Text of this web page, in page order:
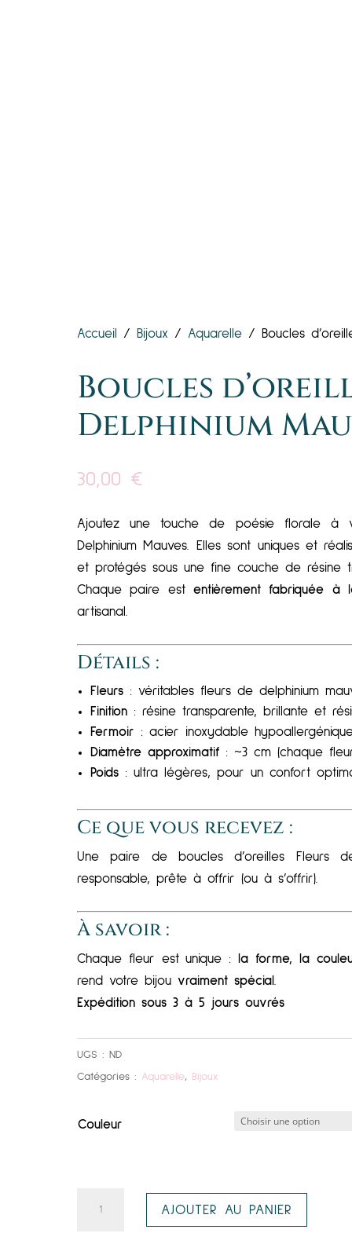
Accueil / Bijoux / Aquarelle / Boucles
Boucles
Delphinium
30,00 €
Ajoutez une touche de poésie florale à
Delphinium Mauves. Elles sont uniques et
et protégés sous une fine couche de résine
Chaque paire est entièrement fabriquée à
artisanal.
Détails :
Fleurs : véritables fleurs de delphinium
Finition : résine transparente, brillante et
Fermoir : acier inoxydable
Diamètre approximatif : ~3 cm (chaque
Poids : ultra légères, pour un confort
Ce que vous recevez :
Une paire de boucles d’oreilles Fleurs
responsable, prête à offrir (ou à s’offrir).
À savoir :
Chaque fleur est unique :
la forme, la
rend votre bijou vraiment spécial.
Expédition sous 3 à 5 jours ouvrés
UGS : ND
Catégories : Aquarelle, Bijoux
Couleur
AJOUTER AU PANIER